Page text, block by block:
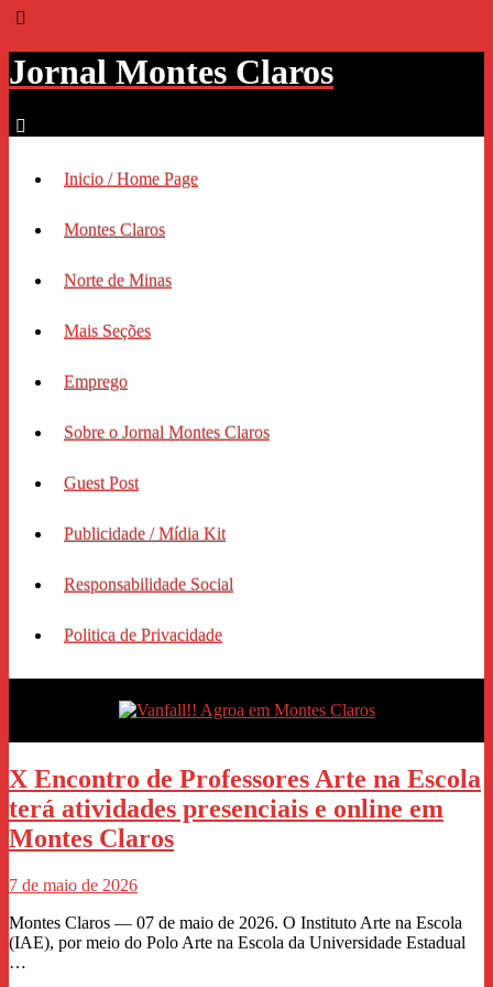
Jornal Montes Claros
Inicio / Home Page
Montes Claros
Norte de Minas
Mais Seções
Emprego
Sobre o Jornal Montes Claros
Guest Post
Publicidade / Mídia Kit
Responsabilidade Social
Politica de Privacidade
X Encontro de Professores Arte na Escola
terá atividades presenciais e online em
Montes Claros
7 de maio de 2026
Montes Claros — 07 de maio de 2026. O Instituto Arte na Escola
(IAE), por meio do Polo Arte na Escola da Universidade Estadual
…